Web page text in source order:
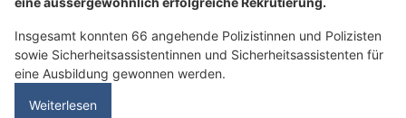
07.07.26 VON